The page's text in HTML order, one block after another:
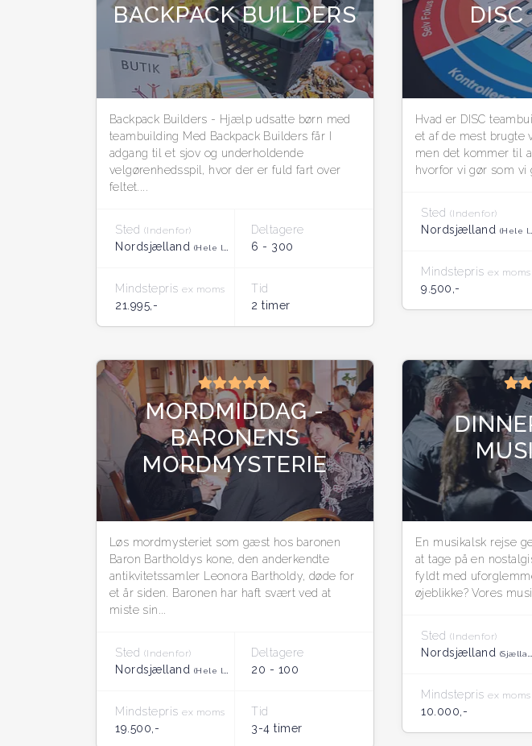
BACKPACK BUILDERS
Backpack Builders - Hjælp udsatte børn med
teambuilding Med Backpack Builders får I
adgang til et sjov og underholdende
velgørenhedsspil, hvor der er fuld fart over
feltet....
Sted (Indenfor)
Nordsjælland (Hele landet)
Deltagere
6 - 300
Mindstepris ex moms
21.995,-
Tid
2 timer
DISC
Hvad er DISC
et af de mest brugte
men det kommer til
hvorfor vi gør som vi
Sted (Indenfor)
Nordsjælland (Hele landet)
Mindstepris ex moms
9.500,-
MORDMIDDAG -
BARONENS
MORDMYSTERIE
Løs mordmysteriet som gæst hos baronen
Baron Bartholdys kone, den anderkendte
antikvitetssamler Leonora Bartholdy, døde for
et år siden. Baronen har haft svært ved at
miste sin...
Sted (Indenfor)
Nordsjælland (Hele landet)
Deltagere
20 - 100
Mindstepris ex moms
19.500,-
Tid
3-4 timer
En musikalsk rejse
at tage på en
fyldt med
øjeblikke? Vores
Sted (Indenfor)
Nordsjælland (Sjælland)
Mindstepris ex moms
10.000,-